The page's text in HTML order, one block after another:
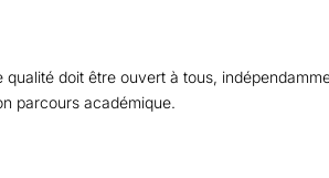
doit être ouvert à tous,
parcours académique.